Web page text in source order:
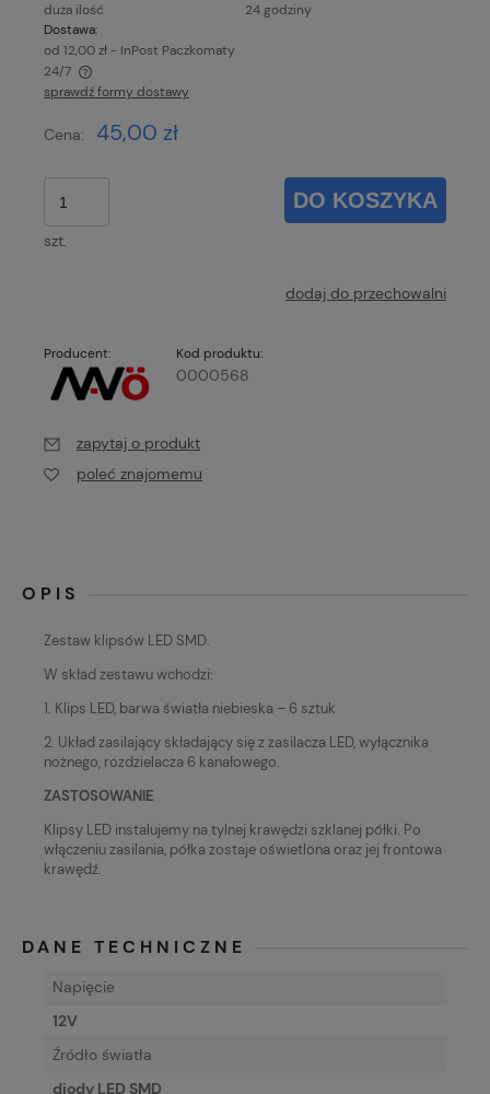
duża ilość
24 godziny
Dostawa:
od 12,00 zł - InPost Paczkomaty
24/7
Cena nie zawiera ewentualnych kosztów płatności
sprawdź formy dostawy
Cena: 45,00 zł
szt.
DO KOSZYKA
dodaj do przechowalni
Producent: Kod produktu:
0000568
zapytaj o produkt
poleć znajomemu
OPIS
Zestaw klipsów LED SMD.
W skład zestawu wchodzi:
1. Klips LED, barwa światła niebieska – 6 sztuk
2. Układ zasilający składający się z zasilacza LED, wyłącznika
nożnego, rozdzielacza 6 kanałowego.
ZASTOSOWANIE
Klipsy LED instalujemy na tylnej krawędzi szklanej półki. Po
włączeniu zasilania, półka zostaje oświetlona oraz jej frontowa
krawędź.
DANE TECHNICZNE
Napięcie
12V
Źródło światła
diody LED SMD